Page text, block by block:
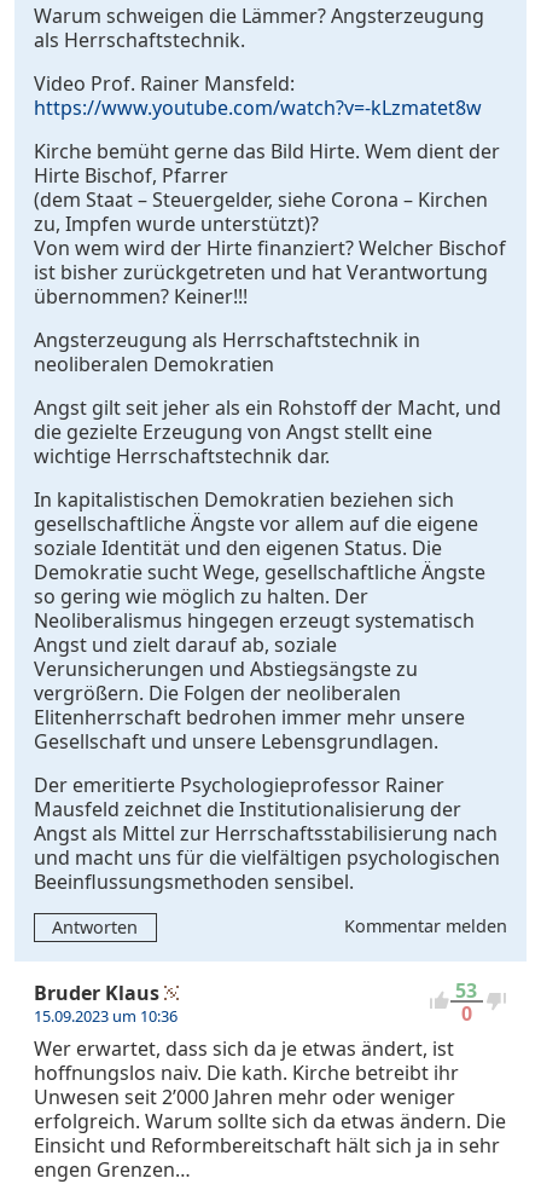
Warum schweigen die Lämmer? Angsterzeugung
als Herrschaftstechnik.
Video Prof. Rainer Mansfeld:
https://www.youtube.com/watch?v=-kLzmatet8w
Kirche bemüht gerne das Bild Hirte. Wem dient der
Hirte Bischof, Pfarrer
(dem Staat – Steuergelder, siehe Corona – Kirchen
zu, Impfen wurde unterstützt)?
Von wem wird der Hirte finanziert? Welcher Bischof
ist bisher zurückgetreten und hat Verantwortung
übernommen? Keiner!!!
Angsterzeugung als Herrschaftstechnik in
neoliberalen Demokratien
Angst gilt seit jeher als ein Rohstoff der Macht, und
die gezielte Erzeugung von Angst stellt eine
wichtige Herrschaftstechnik dar.
In kapitalistischen Demokratien beziehen sich
gesellschaftliche Ängste vor allem auf die eigene
soziale Identität und den eigenen Status. Die
Demokratie sucht Wege, gesellschaftliche Ängste
so gering wie möglich zu halten. Der
Neoliberalismus hingegen erzeugt systematisch
Angst und zielt darauf ab, soziale
Verunsicherungen und Abstiegsängste zu
vergrößern. Die Folgen der neoliberalen
Elitenherrschaft bedrohen immer mehr unsere
Gesellschaft und unsere Lebensgrundlagen.
Der emeritierte Psychologieprofessor Rainer
Mausfeld zeichnet die Institutionalisierung der
Angst als Mittel zur Herrschaftsstabilisierung nach
und macht uns für die vielfältigen psychologischen
Beeinflussungsmethoden sensibel.
Antworten Kommentar melden
53
0
Bruder Klaus
15.09.2023 um 10:36
Wer erwartet, dass sich da je etwas ändert, ist
hoffnungslos naiv. Die kath. Kirche betreibt ihr
Unwesen seit 2’000 Jahren mehr oder weniger
erfolgreich. Warum sollte sich da etwas ändern. Die
Einsicht und Reformbereitschaft hält sich ja in sehr
engen Grenzen…